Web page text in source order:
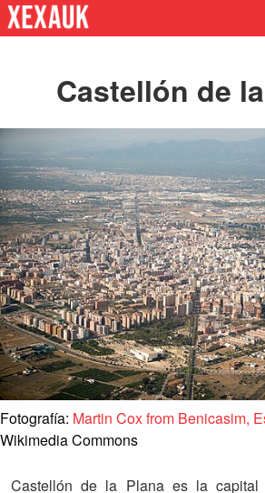
Castellón de
Fotografía: Martin Cox from Benicasim,
Wikimedia Commons
Castellón de la Plana es la